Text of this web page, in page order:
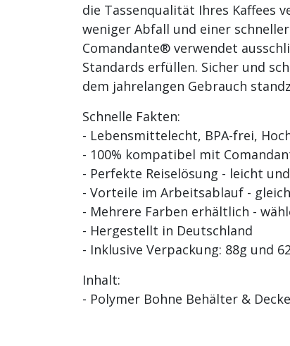
die Tassenqualität Ihres Kaffees
weniger Abfall und einer
Comandante® verwendet
Standards erfüllen. Sicher und
dem jahrelangen Gebrauch
Schnelle Fakten:
- Lebensmittelecht, BPA-frei,
- 100% kompatibel mit
- Perfekte Reiselösung - leicht
- Vorteile im Arbeitsablauf -
- Mehrere Farben erhältlich -
- Hergestellt in Deutschland
- Inklusive Verpackung: 88g und
Inhalt:
- Polymer Bohne Behälter &